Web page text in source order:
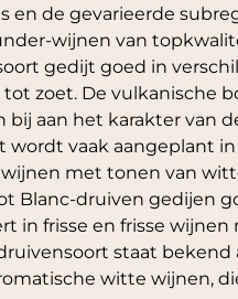
en de gevarieerde
wijnen van
gedijt goed in
zoet. De vulkanische
aan het karakter van
wordt vaak aangeplant
met tonen van
Blanc-druiven gedijen
in frisse en frisse
staat
witte wijnen,